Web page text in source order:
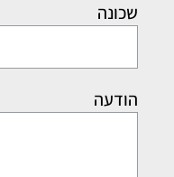
שכונה
הודעה